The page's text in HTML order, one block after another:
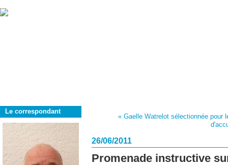
Le correspondant
« Gaelle Watrelot sélectionnée pour
26/06/2011
Promenade instructive